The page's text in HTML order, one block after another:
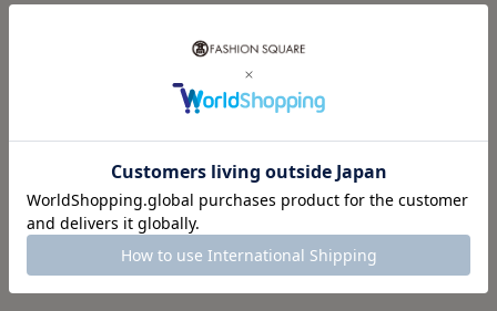
返品OK
一部商品を除き、
お届け後7日以内の場合
返品することが可能です